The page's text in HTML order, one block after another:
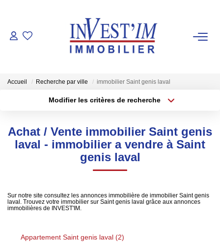
ACHETER
LOUER
ESTIMER
FAIRE GERER
NOS AGENCES
Accueil Recherche par ville immobilier Saint genis laval
Modifier les critères de recherche
Type de bien
Budget max Plus de critères
Achat / Vente immobilier Saint genis
laval - immobilier a vendre à Saint
genis laval
Sur notre site consultez les annonces immobilière de immobilier Saint genis
laval. Trouvez votre immobilier sur Saint genis laval grâce aux annonces
immobilières de INVEST'IM.
Appartement Saint genis laval (2)